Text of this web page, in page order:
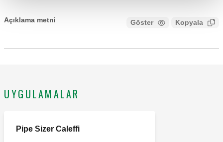
Açıklama metni Göster Kopyala
basıncı: 6 bar. Ortam sıcaklığı: 5–110 °C. Ana merkez
UYGULAMALAR
Pipe Sizer Caleffi